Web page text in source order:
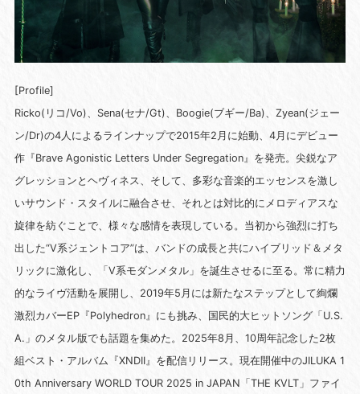
[Profile]
Ricko(リコ/Vo)、Sena(セナ/Gt)、Boogie(ブギー/Ba)、Zyean(ジェー
ン/Dr)の4人によるラインナップで2015年2月に始動、4月にデビュー
作『Brave Agonistic Letters Under Segregation』を発売。尖鋭なア
グレッションとヘヴィネス、そして、多彩な音楽的エッセンスを激し
いサウンド・スタイルに融合させ、それとは対比的にメロディアスな
旋律を紡ぐことで、様々な感情を表現している。当初から強烈に打ち
出した“V系ジェントコア”は、バンドの成長と共にハイブリッド＆メタ
リックに激化し、「V系モダンメタル」を誕生させるに至る。常に精力
的なライヴ活動を展開し、2019年5月には新たなステップとして絢爛
激烈カバーEP『Polyhedron』にも挑み、国民的大ヒットソング「U.S.
A.」のメタル版でも話題を集めた。2025年8月、10周年記念した2枚
組ベスト・アルバム『XNDII』を配信リリース。現在開催中のJILUKA 1
0th Anniversary WORLD TOUR 2025 in JAPAN「THE KVLT」ファイ